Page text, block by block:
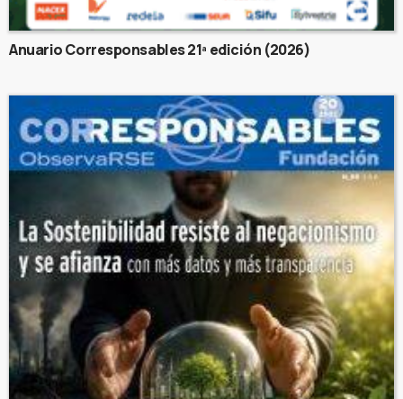
Anuario Corresponsables 21ª edición (2026)